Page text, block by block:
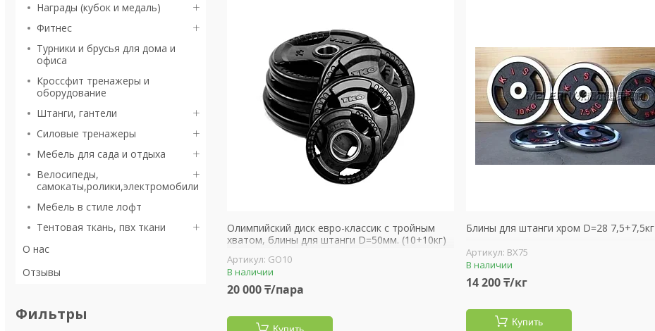
Награды (кубок и медаль)
Фитнес
Турники и брусья для дома и
офиса
Кроссфит тренажеры и
оборудование
Штанги, гантели
Силовые тренажеры
Мебель для сада и отдыха
Велосипеды,
самокаты,ролики,электромобили
Мебель в стиле лофт
Тентовая ткань, пвх ткани
О нас
Отзывы
Фильтры
Олимпийский диск евро-классик с тройным
хватом, блины для штанги D=50мм. (10+10кг)
GO10
В наличии
20 000 ₸/пара
Блины для штанги хром D=28 7,5+7,5кг
BX75
В наличии
14 200 ₸/кг
Купить